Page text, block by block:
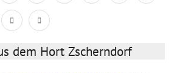
dem Hort Zscherndorf